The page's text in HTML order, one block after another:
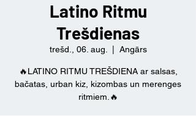
Latino Ritmu
Trešdienas
trešd., 06. aug. Angārs
🔥LATINO RITMU TREŠDIENA ar salsas,
bačatas, urban kiz, kizombas un merenges
ritmiem.🔥